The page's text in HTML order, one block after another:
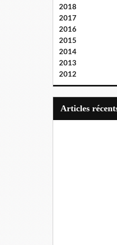
2018
2017
2016
2015
2014
2013
2012
articles